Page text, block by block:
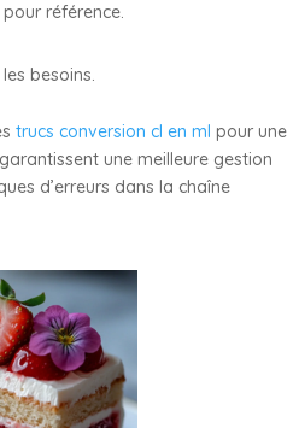
référence.
besoins.
trucs conversion cl en ml pour une
une meilleure gestion
d’erreurs dans la chaîne